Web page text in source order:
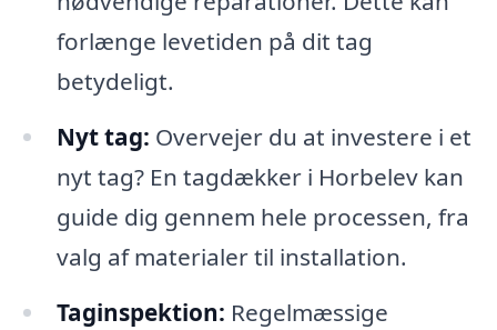
forlænge levetiden på dit tag
betydeligt.
Nyt tag: Overvejer du at investere i et
nyt tag? En tagdækker i Horbelev kan
guide dig gennem hele processen, fra
valg af materialer til installation.
Taginspektion: Regelmæssige